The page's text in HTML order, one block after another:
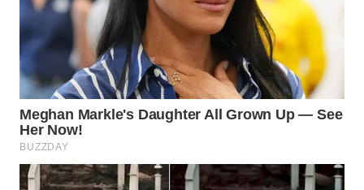
MADURA
WN
SURABAYA
WN
NATUNA
WN